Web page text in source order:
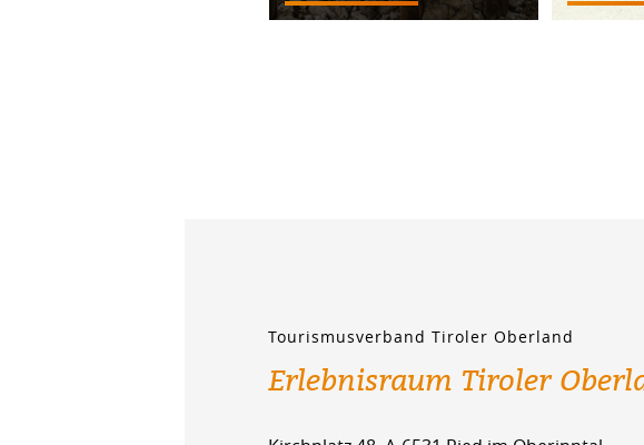
Tourismusverband Tiroler Oberland
Erlebnisraum Tiroler